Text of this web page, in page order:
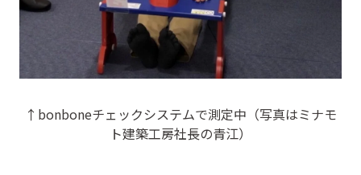
↑bonboneチェックシステムで測定中（写真はミナモ
ト建築工房社長の青江）